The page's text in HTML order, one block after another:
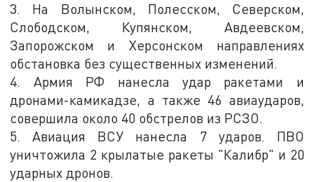
3. На Волынском, Полесском, Северском,
Слободском, Купянском, Авдеевском,
Запорожском и Херсонском направлениях
обстановка без существенных изменений.
4. Армия РФ нанесла удар ракетами и
дронами-камикадзе, а также 46 авиаударов,
совершила около 40 обстрелов из РСЗО.
5. Авиация ВСУ нанесла 7 ударов. ПВО
уничтожила 2 крылатые ракеты "Калибр" и 20
ударных дронов.